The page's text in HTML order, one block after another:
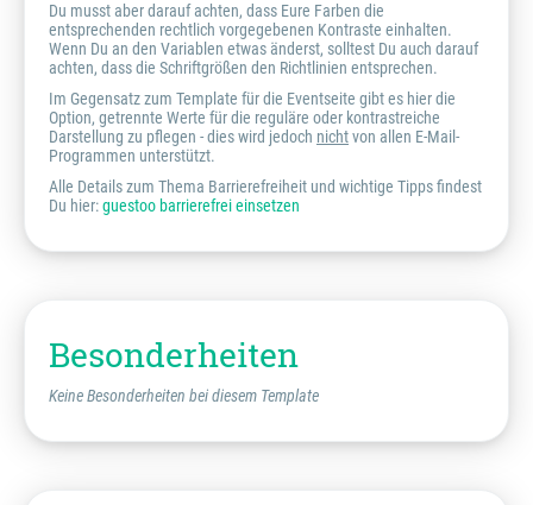
Du musst aber darauf achten, dass Eure Farben die
entsprechenden rechtlich vorgegebenen Kontraste einhalten.
Wenn Du an den Variablen etwas änderst, solltest Du auch darauf
achten, dass die Schriftgrößen den Richtlinien entsprechen.
Im Gegensatz zum Template für die Eventseite gibt es hier die
Option, getrennte Werte für die reguläre oder kontrastreiche
Darstellung zu pflegen - dies wird jedoch nichtvon allen E-Mail-
Programmen unterstützt.
Alle Details zum Thema Barrierefreiheit und wichtige Tipps findest
Du hier:guestoo barrierefrei einsetzen
Besonderheiten
Keine Besonderheiten bei diesem Template